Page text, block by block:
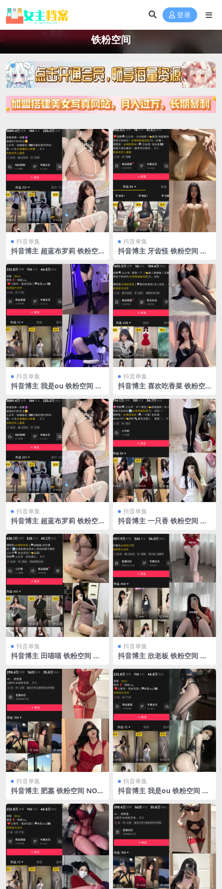
登录
铁粉空间
抖音单集
抖音博主 超蓝布罗莉 铁粉空
至：2025.3.9
抖音单集
抖音博主 牙齿怪 铁粉空间 N
5.3.6
抖音单集
抖音博主 我是ou 铁粉空间 N
2025.3.13
抖音单集
抖音博主 喜欢吃香菜 铁粉空
抖音单集
抖音博主 超蓝布罗莉 铁粉空
至：2025.3.10
抖音单集
抖音博主 一只香 铁粉空间 N
2025.3.10
抖音单集
抖音博主 田喵喵 铁粉空间 N
2025.3.6
抖音单集
抖音博主 欣老板 铁粉空间 N
25.3.9
抖音单集
抖音博主 肥嘉 铁粉空间 NO.0
5.3.12
抖音单集
抖音博主 我是ou 铁粉空间 N